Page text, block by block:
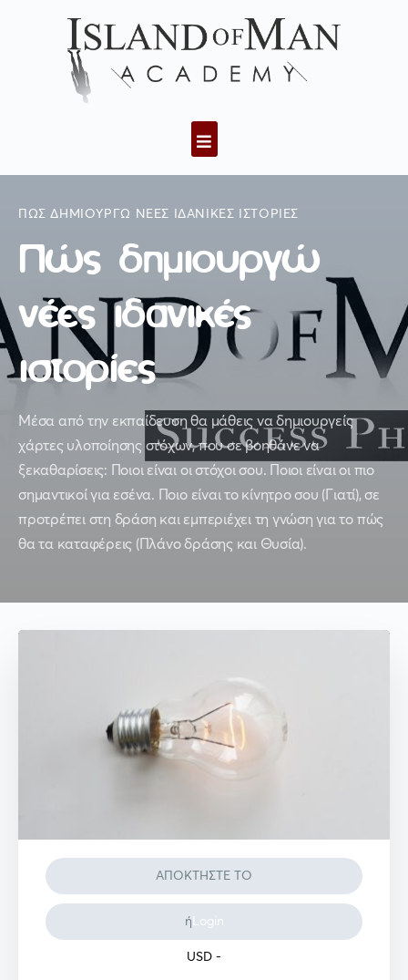
ΠΏΣ ΔΗΜΙΟΥΡΓΏ ΝΈΕΣ ΙΔΑΝΙΚΈΣ ΙΣΤΟΡΊΕΣ
Πώς δημιουργώ
νέες ιδανικές
ιστορίες
Μέσα από την εκπαίδευση θα μάθεις να δημιουργείς
χάρτες υλοποίησης στόχων, που σε βοηθάνε να
ξεκαθαρίσεις: Ποιοι είναι οι στόχοι σου. Ποιοι είναι οι πιο
σημαντικοί για εσένα. Ποιο είναι το κίνητρο σου (Γιατί), σε
προτρέπει στη δράση και εμπεριέχει τη γνώση για το πώς
θα τα καταφέρεις (Πλάνο δράσης και Θυσία).
ΑΠΟΚΤΗΣΤΕ ΤΟ
ή Login
USD -